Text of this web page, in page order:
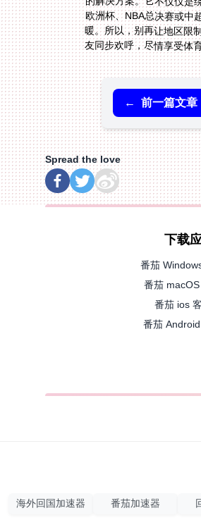
友同步欢呼，尽情享受体
← 前一篇文章
Spread the love
下载
番茄
番茄
番茄 ios
番茄
海外回国加速器 番茄加速器